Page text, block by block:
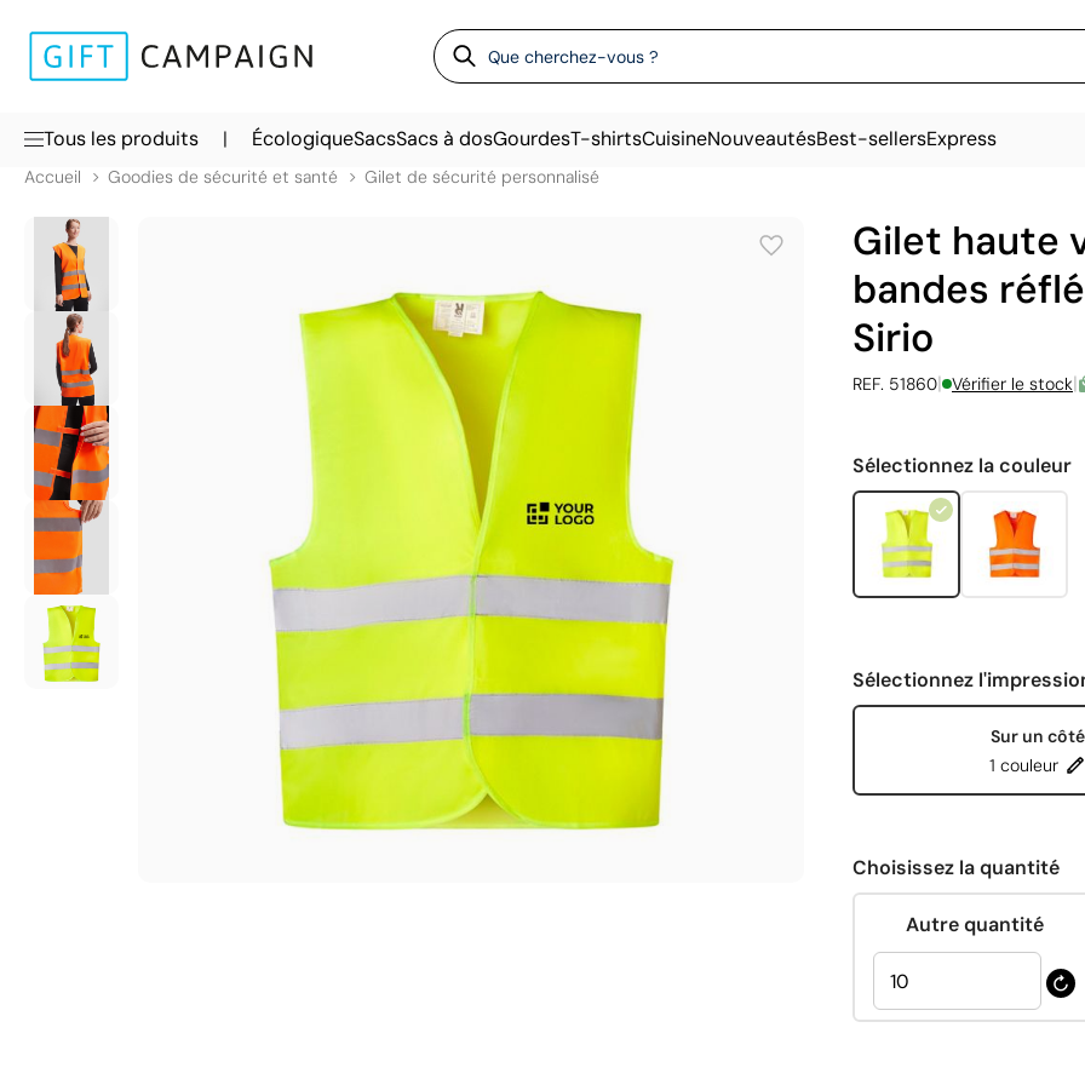
Tous les produits | ÉcologiqueSacsSacs à dosGourdesT-shirtsCuisineNouveautésBest-sellersExpress
Accueil Goodies de sécurité et santé Gilet de sécurité personnalisé
Gilet haute
bandes
Sirio
REF. 51860| Vérifier le stock|
Sélectionnez la couleur
Sélectionnez
Sur un côté
1 couleur
Choisissez la quantité
Autre quantité